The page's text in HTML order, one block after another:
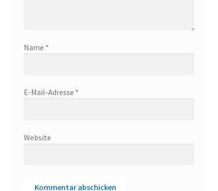
Name *
E-Mail-Adresse *
Website